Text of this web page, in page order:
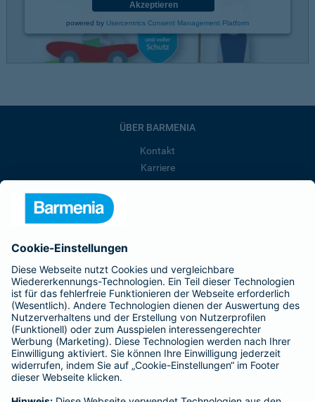
Akzeptieren
powered by Usercentrics Consent Management Platform
ÜBER BARMENIA
Kontakt
Karriere
Barmenia ist Teil der BarmeniaGothaer
BELIEBTE SEITEN
Kranken-Zusatzversicherung
Tierversicherungen
Haftpflichtversicherung
Hausratversicherung